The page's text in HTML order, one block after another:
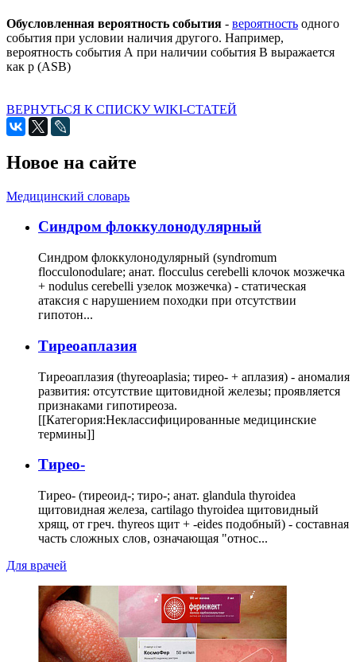
Обусловленная вероятность события - вероятность одного
события при условии наличия другого. Например,
вероятность события А при наличии события В выражается
как р (ASB)
ВЕРНУТЬСЯ К СПИСКУ WIKI-СТАТЕЙ
Новое на сайте
Медицинский словарь
Cиндром флоккулонодулярный
Синдром флоккулонодулярный (syndromum
flocculonodulare; анат. flocculus cerebelli клочок мозжечка
+ nodulus cerebelli узелок мозжечка) - статическая
атаксия с нарушением походки при отсутствии
гипотон...
Тиреоаплазия
Тиреоаплазия (thyreoaplasia; тирео- + аплазия) - аномалия
развития: отсутствие щитовидной железы; проявляется
признаками гипотиреоза.
[[Категория:Неклассифицированные медицинские
термины]]
Тирео-
Тирео- (тиреоид-; тиро-; анат. glandula thyroidea
щитовидная железа, cartilago thyroidea щитовидный
хрящ, от греч. thyreos щит + -eides подобный) - составная
часть сложных слов, означающая "относ...
Для врачей